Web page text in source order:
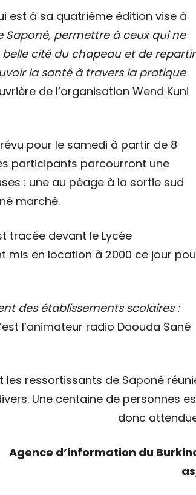
est à sa quatrième édition vise à
Saponé, permettre à ceux qui ne
cité du chapeau et de repartir
la santé à travers la pratique
de l’organisation Wend Kuni
pour le samedi à partir de 8
participants parcourront une
: une au péage à la sortie sud
marché.
tracée devant le Lycée
mis en location à 2000 ce jour
des établissements scolaires :
l’animateur radio Daouda Sané
les ressortissants de Saponé
Une centaine de personnes
donc
Agence d’information du